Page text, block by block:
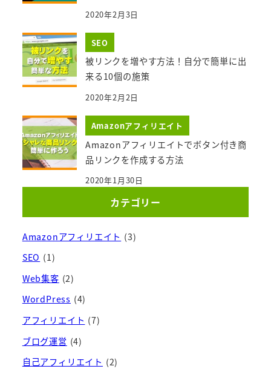
2020年2月3日
SEO
被リンクを増やす方法！自分で簡単に出
来る10個の施策
2020年2月2日
Amazonアフィリエイト
Amazonアフィリエイトでボタン付き商
品リンクを作成する方法
2020年1月30日
カテゴリー
Amazonアフィリエイト (3)
SEO (1)
Web集客 (2)
WordPress (4)
アフィリエイト (7)
ブログ運営 (4)
自己アフィリエイト (2)